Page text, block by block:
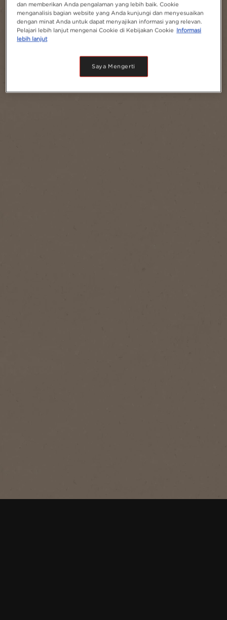
Serves1
dan memberikan Anda pengalaman yang lebih baik. Cookie
menganalisis bagian website yang Anda kunjungi dan menyesuaikan
dengan minat Anda untuk dapat menyajikan informasi yang relevan.
Pelajari lebih lanjut mengenai Cookie di Kebijakan Cookie Informasi
lebih lanjut
Saya Mengerti